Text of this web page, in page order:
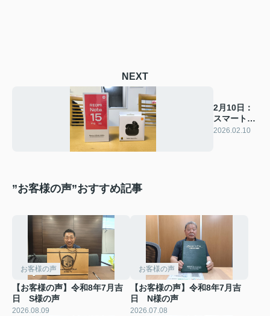
NEXT
2月10日：
スマートフ
ォン機種変
2026.02.10
”お客様の声”おすすめ記事
お客様の声
【お客様の声】令和8年7月吉
日 S様の声
2026.08.09
お客様の声
【お客様の声】令和8年7月吉
日 N様の声
2026.07.08